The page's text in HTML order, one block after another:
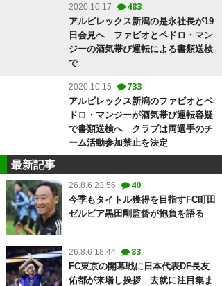
2020.10.17 483
アルビレックス新潟の是永社長が19
日会見へ ファビオとペドロ・マン
ジーの酒気帯び運転による書類送検
で
2020.10.15 733
アルビレックス新潟のファビオとペ
ドロ・マンジーが酒気帯び運転容疑
で書類送検へ クラブは両選手のチ
ーム活動参加禁止を決定
最新記事
26.8.6 23:56 40
今季もタイトル獲得を目指すFC町田
ゼルビア黒田剛監督が抱負を語る
26.8.6 18:44 83
FC東京の開幕戦に日本代表DF長友
佑都が来場し挨拶 去就に注目集ま